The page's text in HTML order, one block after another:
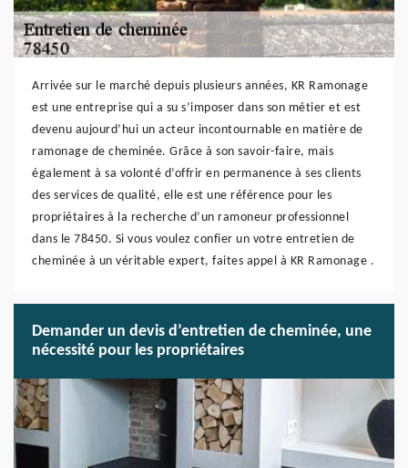
Arrivée sur le marché depuis plusieurs années, KR Ramonage
est une entreprise qui a su s’imposer dans son métier et est
devenu aujourd’hui un acteur incontournable en matière de
ramonage de cheminée. Grâce à son savoir-faire, mais
également à sa volonté d’offrir en permanence à ses clients
des services de qualité, elle est une référence pour les
propriétaires à la recherche d’un ramoneur professionnel
dans le 78450. Si vous voulez confier un votre entretien de
cheminée à un véritable expert, faites appel à KR Ramonage .
Demander un devis d’entretien de cheminée, une
nécessité pour les propriétaires